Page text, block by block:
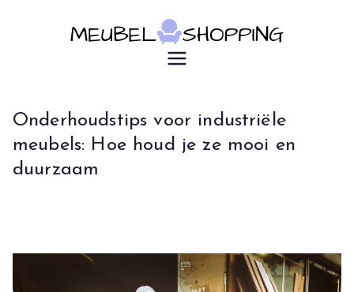
Meubelsho
pping
u7183p16603
Onderhoudstips voor industriële
meubels: Hoe houd je ze mooi en
duurzaam